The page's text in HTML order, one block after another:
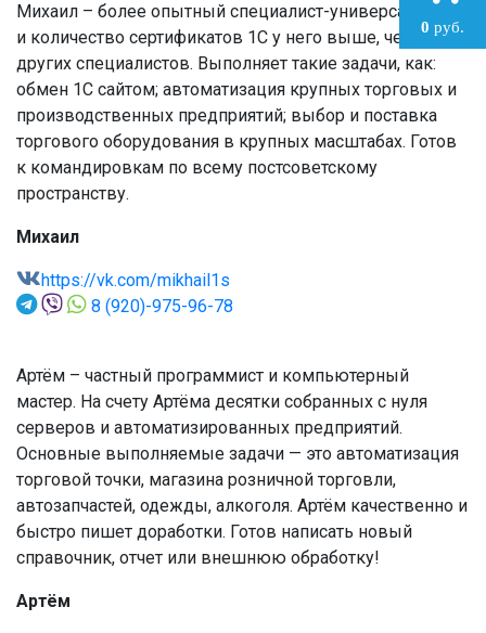
Михаил – более опытный специалист-универсал. Опыт
и количество сертификатов 1С у него выше, чем у
других специалистов. Выполняет такие задачи, как:
обмен 1С сайтом; автоматизация крупных торговых и
производственных предприятий; выбор и поставка
торгового оборудования в крупных масштабах. Готов
к командировкам по всему постсоветскому
пространству.
Михаил
https://vk.com/mikhail1s
8 (920)-975-96-78
Артём – частный программист и компьютерный
мастер. На счету Артёма десятки собранных с нуля
серверов и автоматизированных предприятий.
Основные выполняемые задачи — это автоматизация
торговой точки, магазина розничной торговли,
автозапчастей, одежды, алкоголя. Артём качественно и
быстро пишет доработки. Готов написать новый
справочник, отчет или внешнюю обработку!
Артём
0 руб.